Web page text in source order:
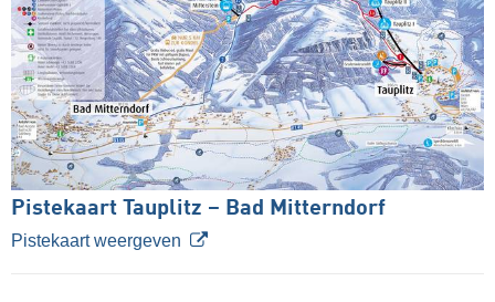
Pistekaart Tauplitz – Bad Mitterndorf
Pistekaart weergeven